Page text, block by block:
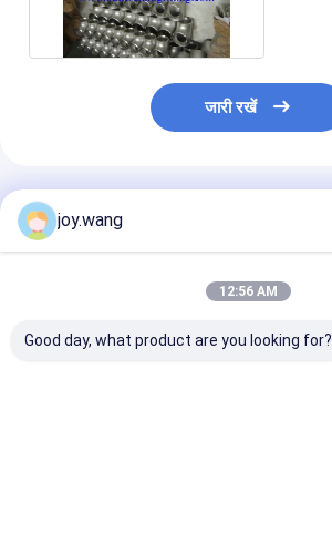
जारी रखें
अनुशंसित उत्पाद
joy.wang
12:56 AM
Good day, what product are you looking for?